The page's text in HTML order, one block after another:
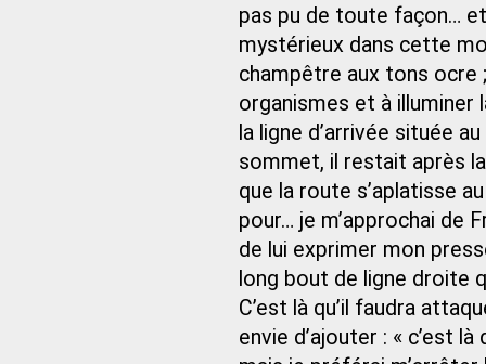
pas pu de toute façon…
mystérieux dans cette
champêtre aux tons ocre
organismes et à illuminer
la ligne d’arrivée située
sommet, il restait après
que la route s’aplatisse
pour… je m’approchai de
de lui exprimer mon
long bout de ligne droite
C’est là qu’il faudra
envie d’ajouter : « c’est